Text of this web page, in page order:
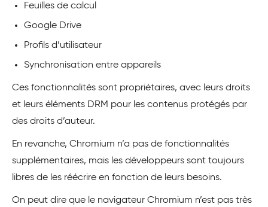
Feuilles de calcul
Google Drive
Profils d’utilisateur
Synchronisation entre appareils
Ces fonctionnalités sont propriétaires, avec leurs droits
et leurs éléments DRM pour les contenus protégés par
des droits d’auteur.
En revanche, Chromium n’a pas de fonctionnalités
supplémentaires, mais les développeurs sont toujours
libres de les réécrire en fonction de leurs besoins.
On peut dire que le navigateur Chromium n’est pas très